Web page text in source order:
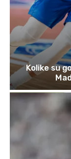
Kolike su